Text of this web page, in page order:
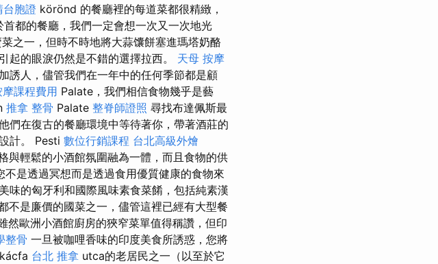
台胞證 körönd 的餐廳裡的每道菜都很精緻，
首都的餐廳，我們一定會想一次又一次地光
之一，但時不時地將大蒜馕餅塞進瑪塔奶酪
起的眼淚仍然是不錯的選擇拉西。 天母 按摩
誘人，儘管我們在一年中的任何季節都是顧
課程費用 Palate，我們相信食物幾乎是藝
推拿 整骨 Palate 整脊師證照 尋找布達佩斯最
們在復古的餐廳環境中等待著你，帶著酒莊的
計。 Pesti 數位行銷課程 台北高級外燴
與輕鬆的小酒館氛圍融為一體，而且食物的供
不是透過冥想而是透過食用優質健康的食物來
味的匈牙利和國際風味素食菜餚，包括純素漢
不是廉價的國菜之一，儘管這裡已經有大型餐
然歐洲小酒館廚房的狹窄菜單值得稱讚，但印
整骨 一旦被咖哩香味的印度美食所誘惑，您將
台北 推拿 utca的老居民之一（以至於它